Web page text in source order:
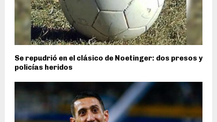
Se repudrió en el clásico de Noetinger: dos presos y
policías heridos